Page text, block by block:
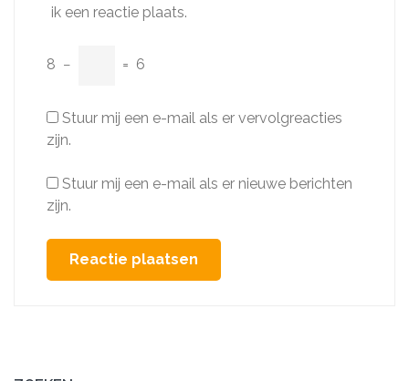
ik een reactie plaats.
8 − = 6
Stuur mij een e-mail als er vervolgreacties
zijn.
Stuur mij een e-mail als er nieuwe berichten
zijn.